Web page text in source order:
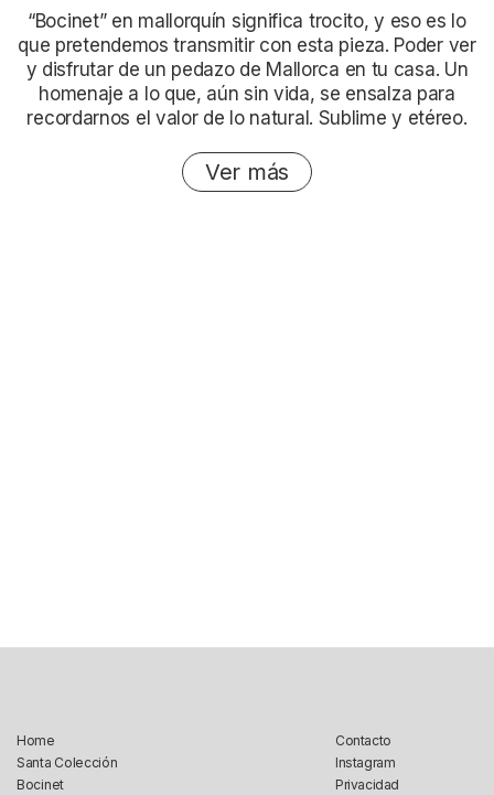
“Bocinet” en mallorquín significa trocito, y eso es lo
que pretendemos transmitir con esta pieza. Poder ver
y disfrutar de un pedazo de Mallorca en tu casa. Un
homenaje a lo que, aún sin vida, se ensalza para
recordarnos el valor de lo natural. Sublime y etéreo.
Ver más
Home
Santa Colección
Bocinet
Contacto
Instagram
Privacidad